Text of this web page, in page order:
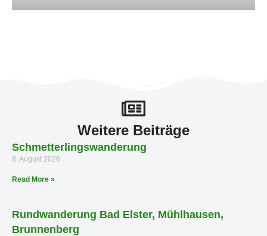
Weitere Beiträge
Schmetterlingswanderung
8. August 2026
Read More »
Rundwanderung Bad Elster, Mühlhausen,
Brunnenberg